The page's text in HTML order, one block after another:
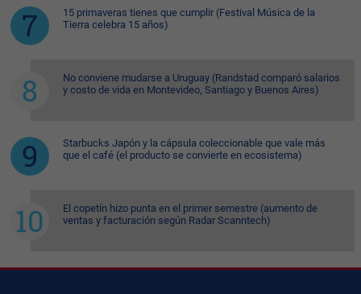
15 primaveras tienes que cumplir (Festival Música de la
Tierra celebra 15 años)
No conviene mudarse a Uruguay (Randstad comparó salarios
y costo de vida en Montevideo, Santiago y Buenos Aires)
Starbucks Japón y la cápsula coleccionable que vale más
que el café (el producto se convierte en ecosistema)
El copetín hizo punta en el primer semestre (aumento de
ventas y facturación según Radar Scanntech)